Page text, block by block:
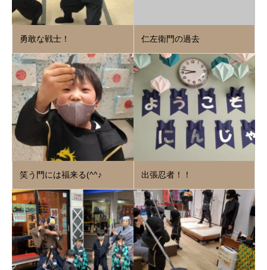
勇敢な戦士！ 仁左衛門の過去
笑う門には福来る(^^♪ 出張忍者！！